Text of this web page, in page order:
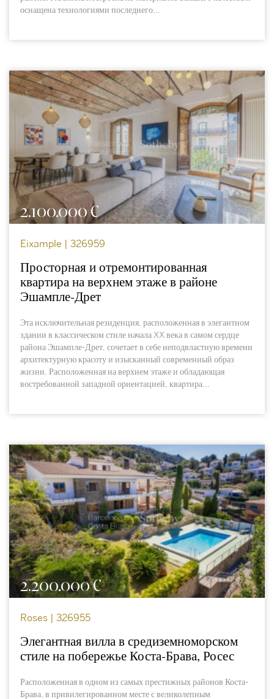
оснащена технологиями последнего...
2.100.000 €
Eixample | 326959
Просторная и отремонтированная
квартира на верхнем этаже в районе
Эшампле-Дрет
Эта исключительная резиденция, расположенная в элегантном
здании в классическом стиле начала XX века в самом сердце
района Эшампле-Дрет, сочетает в себе неподвластную времени
архитектурную красоту и изысканный современный образ
жизни. Расположенная на верхнем этаже и обладающая
востребованной западной ориентацией, квартира...
2.200.000 €
Roses | 326955
Элегантная вилла в средиземноморском
стиле на побережье Коста-Брава, Росес
Расположенная в одном из самых престижных районов Коста-
Брава, в привилегированном месте с великолепным